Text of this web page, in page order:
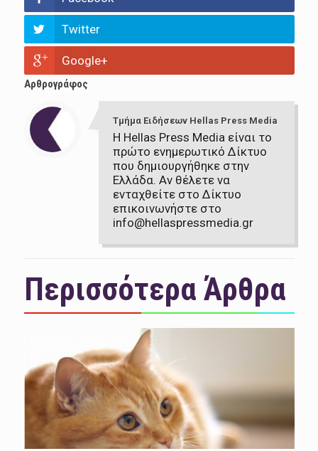
Twitter
Google+
Αρθρογράφος
Τμήμα Ειδήσεων Hellas Press Media
Η Hellas Press Media είναι το
πρώτο ενημερωτικό Δίκτυο
που δημιουργήθηκε στην
Ελλάδα. Αν θέλετε να
ενταχθείτε στο Δίκτυο
επικοινωνήστε στο
info@hellaspressmedia.gr
Περισσότερα Άρθρα